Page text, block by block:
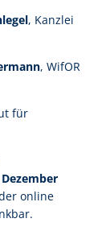
, Kanzlei
, WifOR
für
Dezember
online